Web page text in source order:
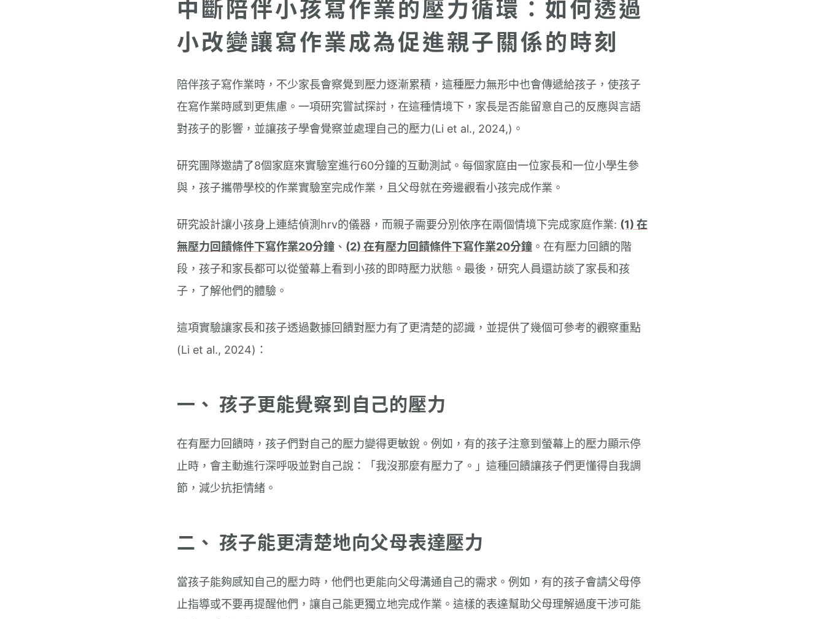
中斷陪伴小孩寫作業的壓力循環：如何透過
小改變讓寫作業成為促進親子關係的時刻
陪伴孩子寫作業時，不少家長會察覺到壓力逐漸累積，這種壓力無形中也會傳遞給孩子，使孩子
在寫作業時感到更焦慮。一項研究嘗試探討，在這種情境下，家長是否能留意自己的反應與言語
對孩子的影響，並讓孩子學會覺察並處理自己的壓力(Li et al., 2024,)。
研究團隊邀請了8個家庭來實驗室進行60分鐘的互動測試。每個家庭由一位家長和一位小學生參
與，孩子攜帶學校的作業實驗室完成作業，且父母就在旁邊觀看小孩完成作業。
研究設計讓小孩身上連結偵測hrv的儀器，而親子需要分別依序在兩個情境下完成家庭作業: (1) 在
無壓力回饋條件下寫作業20分鐘 、 (2) 在有壓力回饋條件下寫作業20分鐘 。在有壓力回饋的階
段，孩子和家長都可以從螢幕上看到小孩的即時壓力狀態。最後，研究人員還訪談了家長和孩
子，了解他們的體驗。
這項實驗讓家長和孩子透過數據回饋對壓力有了更清楚的認識，並提供了幾個可參考的觀察重點
(Li et al., 2024)：
一、 孩子更能覺察到自己的壓力
在有壓力回饋時，孩子們對自己的壓力變得更敏銳。例如，有的孩子注意到螢幕上的壓力顯示停
止時，會主動進行深呼吸並對自己說：「我沒那麼有壓力了。」這種回饋讓孩子們更懂得自我調
節，減少抗拒情緒。
二、 孩子能更清楚地向父母表達壓力
當孩子能夠感知自己的壓力時，他們也更能向父母溝通自己的需求。例如，有的孩子會請父母停
止指導或不要再提醒他們，讓自己能更獨立地完成作業。這樣的表達幫助父母理解過度干涉可能